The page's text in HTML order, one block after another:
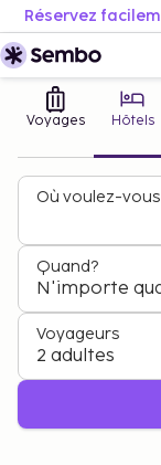
Voyages Hôtels
Où voulez-
Quand?
N'importe
Voyageurs
2 adultes